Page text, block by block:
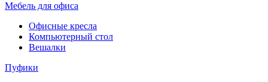
Мебель для офиса
Офисные кресла
Компьютерный стол
Вешалки
Пуфики